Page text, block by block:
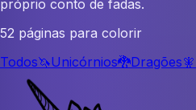
próprio conto de fadas.
52 páginas para colorir
Todos🦄Unicórnios🐉Dragões🧚